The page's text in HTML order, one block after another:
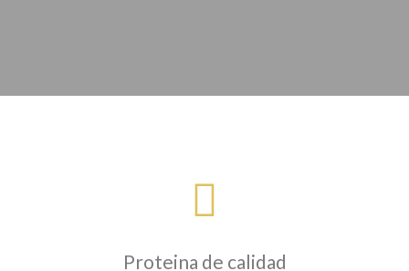
Proteina de calidad